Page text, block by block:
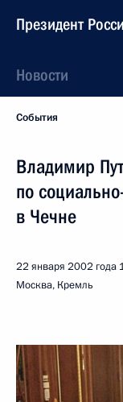
Президент
Новости
События
Владимир
по
в Чечне
22 января 2002 года
Москва, Кремль